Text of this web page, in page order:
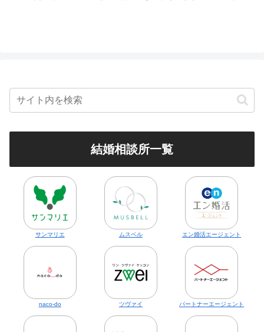
結婚相談所一覧
サンマリエ ムスベル エン婚活エージェント
naco-do ツヴァイ パートナーエージェント